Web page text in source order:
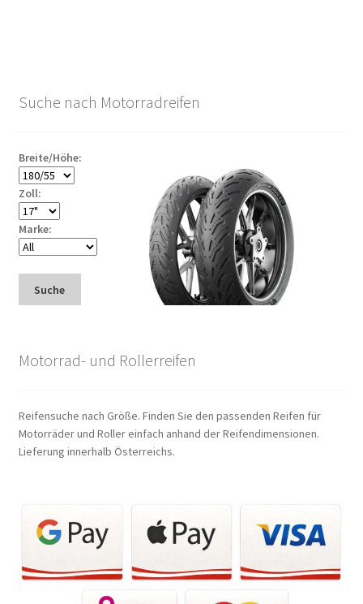
Suche nach Motorradreifen
Breite/Höhe:
Zoll:
Marke:
Suche
Motorrad- und Rollerreifen
Reifensuche nach Größe. Finden Sie den passenden Reifen für
Motorräder und Roller einfach anhand der Reifendimensionen.
Lieferung innerhalb Österreichs.